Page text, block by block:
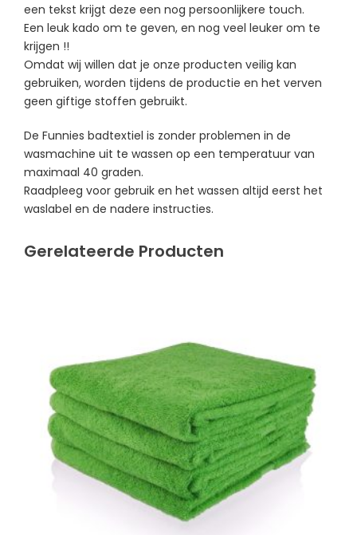
een tekst krijgt deze een nog persoonlijkere touch.
Een leuk kado om te geven, en nog veel leuker om te
krijgen !!
Omdat wij willen dat je onze producten veilig kan
gebruiken, worden tijdens de productie en het verven
geen giftige stoffen gebruikt.
De Funnies badtextiel is zonder problemen in de
wasmachine uit te wassen op een temperatuur van
maximaal 40 graden.
Raadpleeg voor gebruik en het wassen altijd eerst het
waslabel en de nadere instructies.
Gerelateerde Producten